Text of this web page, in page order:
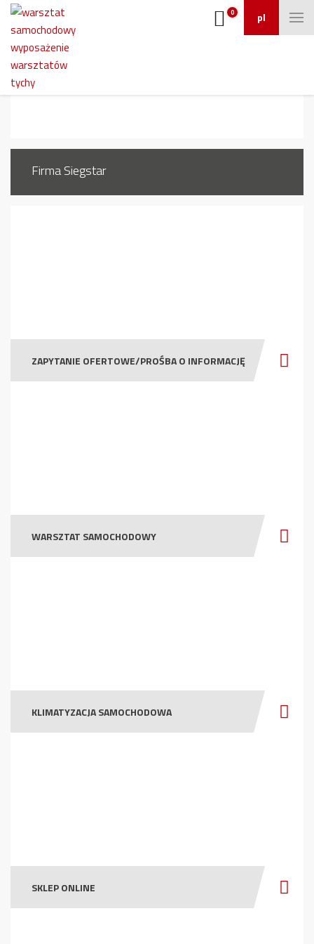
pl
0
1552_6
Firma Siegstar
ZAPYTANIE OFERTOWE/PROŚBA O INFORMACJĘ
WARSZTAT SAMOCHODOWY
KLIMATYZACJA SAMOCHODOWA
SKLEP ONLINE